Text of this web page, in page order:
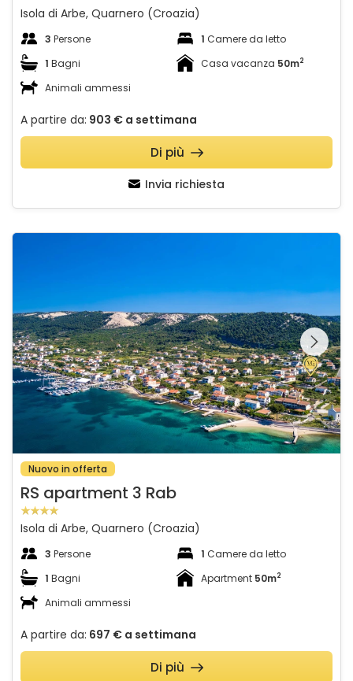
Isola di Arbe, Quarnero (Croazia)
3 Persone 1 Camere da letto
1 Bagni Casa vacanza 50m2
Animali ammessi
A partire da: 903 € a settimana
Invia richiesta
Di più
Guardate l'intera
galleria sulla
Nuovo in offerta
RS apartment 3 Rab
Isola di Arbe, Quarnero (Croazia)
3 Persone 1 Camere da letto
1 Bagni Apartment 50m2
Animali ammessi
A partire da: 697 € a settimana
Di più